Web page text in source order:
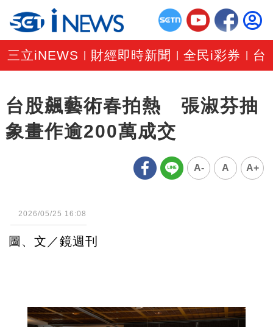
三立iNEWS 財經即時新聞 |全民i彩券 台
台股飆藝術春拍熱 張淑芬抽
象畫作逾200萬成交
A- A A+
2026/05/25 16:08
圖、文／鏡週刊